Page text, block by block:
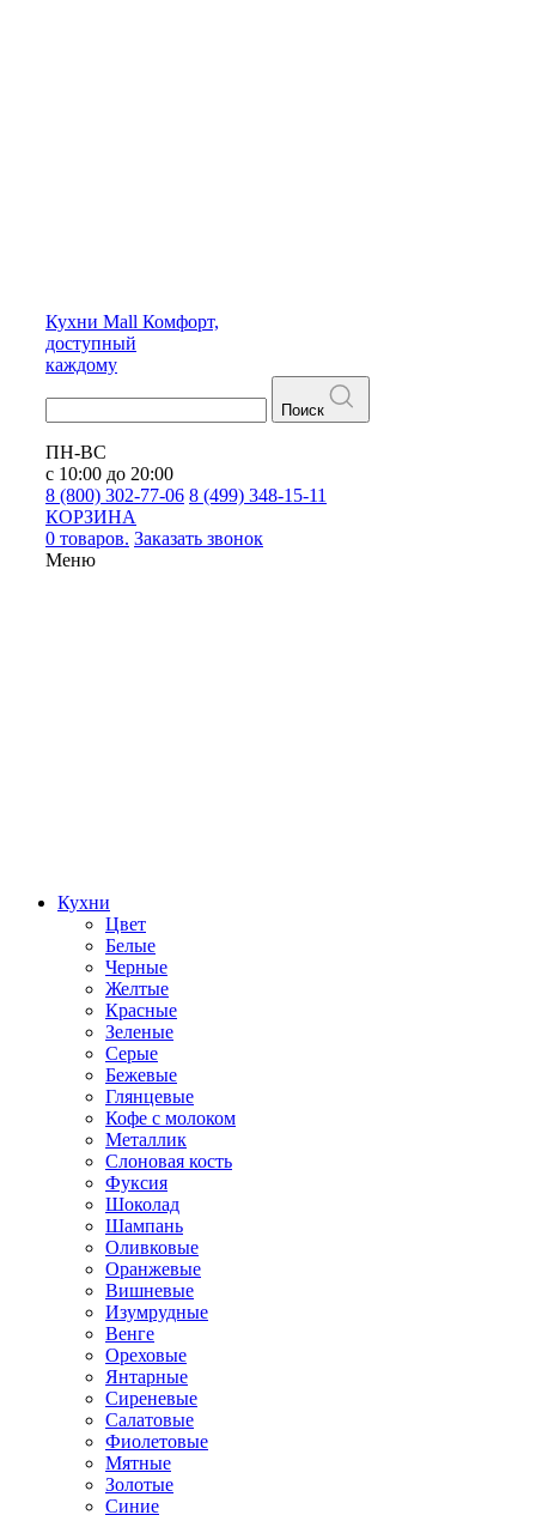
Кухни Mall Комфорт,
доступный
каждому
Поиск
ПН-ВС
с 10:00 до 20:00
8 (800) 302-77-06 8 (499) 348-15-11
КОРЗИНА
0 товаров. Заказать звонок
Меню
Кухни
Цвет
Белые
Черные
Желтые
Красные
Зеленые
Серые
Бежевые
Глянцевые
Кофе с молоком
Металлик
Слоновая кость
Фуксия
Шоколад
Шампань
Оливковые
Оранжевые
Вишневые
Изумрудные
Венге
Ореховые
Янтарные
Сиреневые
Салатовые
Фиолетовые
Мятные
Золотые
Синие